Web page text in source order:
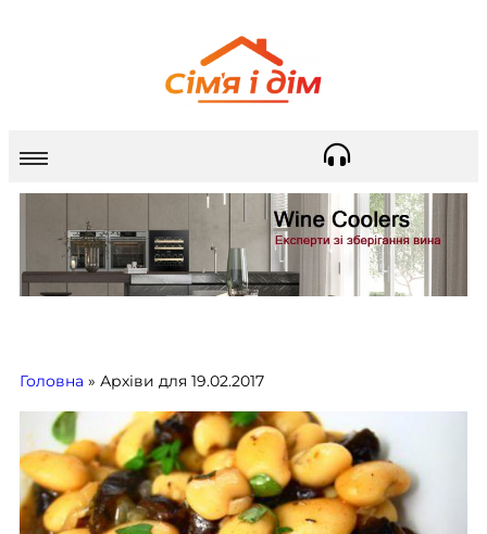
Головна » Архіви для 19.02.2017